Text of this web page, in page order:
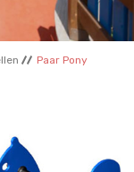
Paar Pony